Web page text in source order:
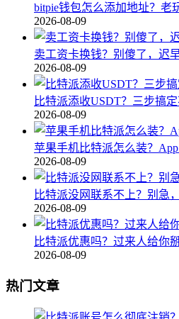
bitpie钱包怎么添加地址？老
2026-08-09
卖工资卡换钱？别傻了，迟
2026-08-09
比特派添收USDT？三步搞
2026-08-09
苹果手机比特派怎么装？
2026-08-09
比特派没网联系不上？别急
2026-08-09
比特派优惠吗？过来人给你
2026-08-09
热门文章